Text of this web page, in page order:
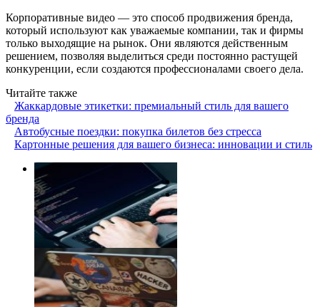
Корпоративные видео — это способ продвижения бренда,
который используют как уважаемые компании, так и фирмы
только выходящие на рынок. Они являются действенным
решением, позволяя выделиться среди постоянно растущей
конкуренции, если создаются профессионалами своего дела.
Читайте также
Жаккардовые этикетки: премиальный стиль для вашего
бренда
Автобусные поездки: покупка билетов без стресса
Картонные решения для вашего бизнеса: инновации и стиль